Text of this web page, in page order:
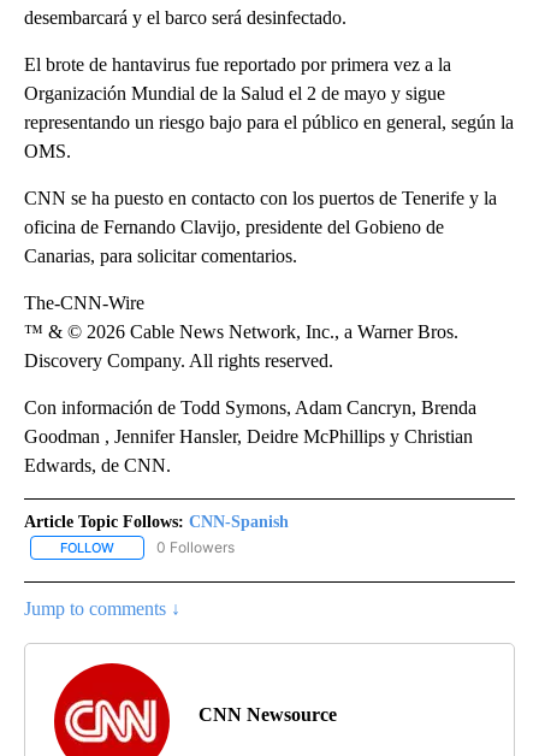
desembarcará y el barco será desinfectado.
El brote de hantavirus fue reportado por primera vez a la
Organización Mundial de la Salud el 2 de mayo y sigue
representando un riesgo bajo para el público en general, según la
OMS.
CNN se ha puesto en contacto con los puertos de Tenerife y la
oficina de Fernando Clavijo, presidente del Gobieno de
Canarias, para solicitar comentarios.
The-CNN-Wire
™ & © 2026 Cable News Network, Inc., a Warner Bros.
Discovery Company. All rights reserved.
Con información de Todd Symons, Adam Cancryn, Brenda
Goodman , Jennifer Hansler, Deidre McPhillips y Christian
Edwards, de CNN.
Article Topic Follows: CNN-Spanish
FOLLOW FOLLOW "CNN-SPANISH" TO RECEIVE NOTIFICATIONS ABOUT
0 Followers
Jump to comments ↓
CNN Newsource